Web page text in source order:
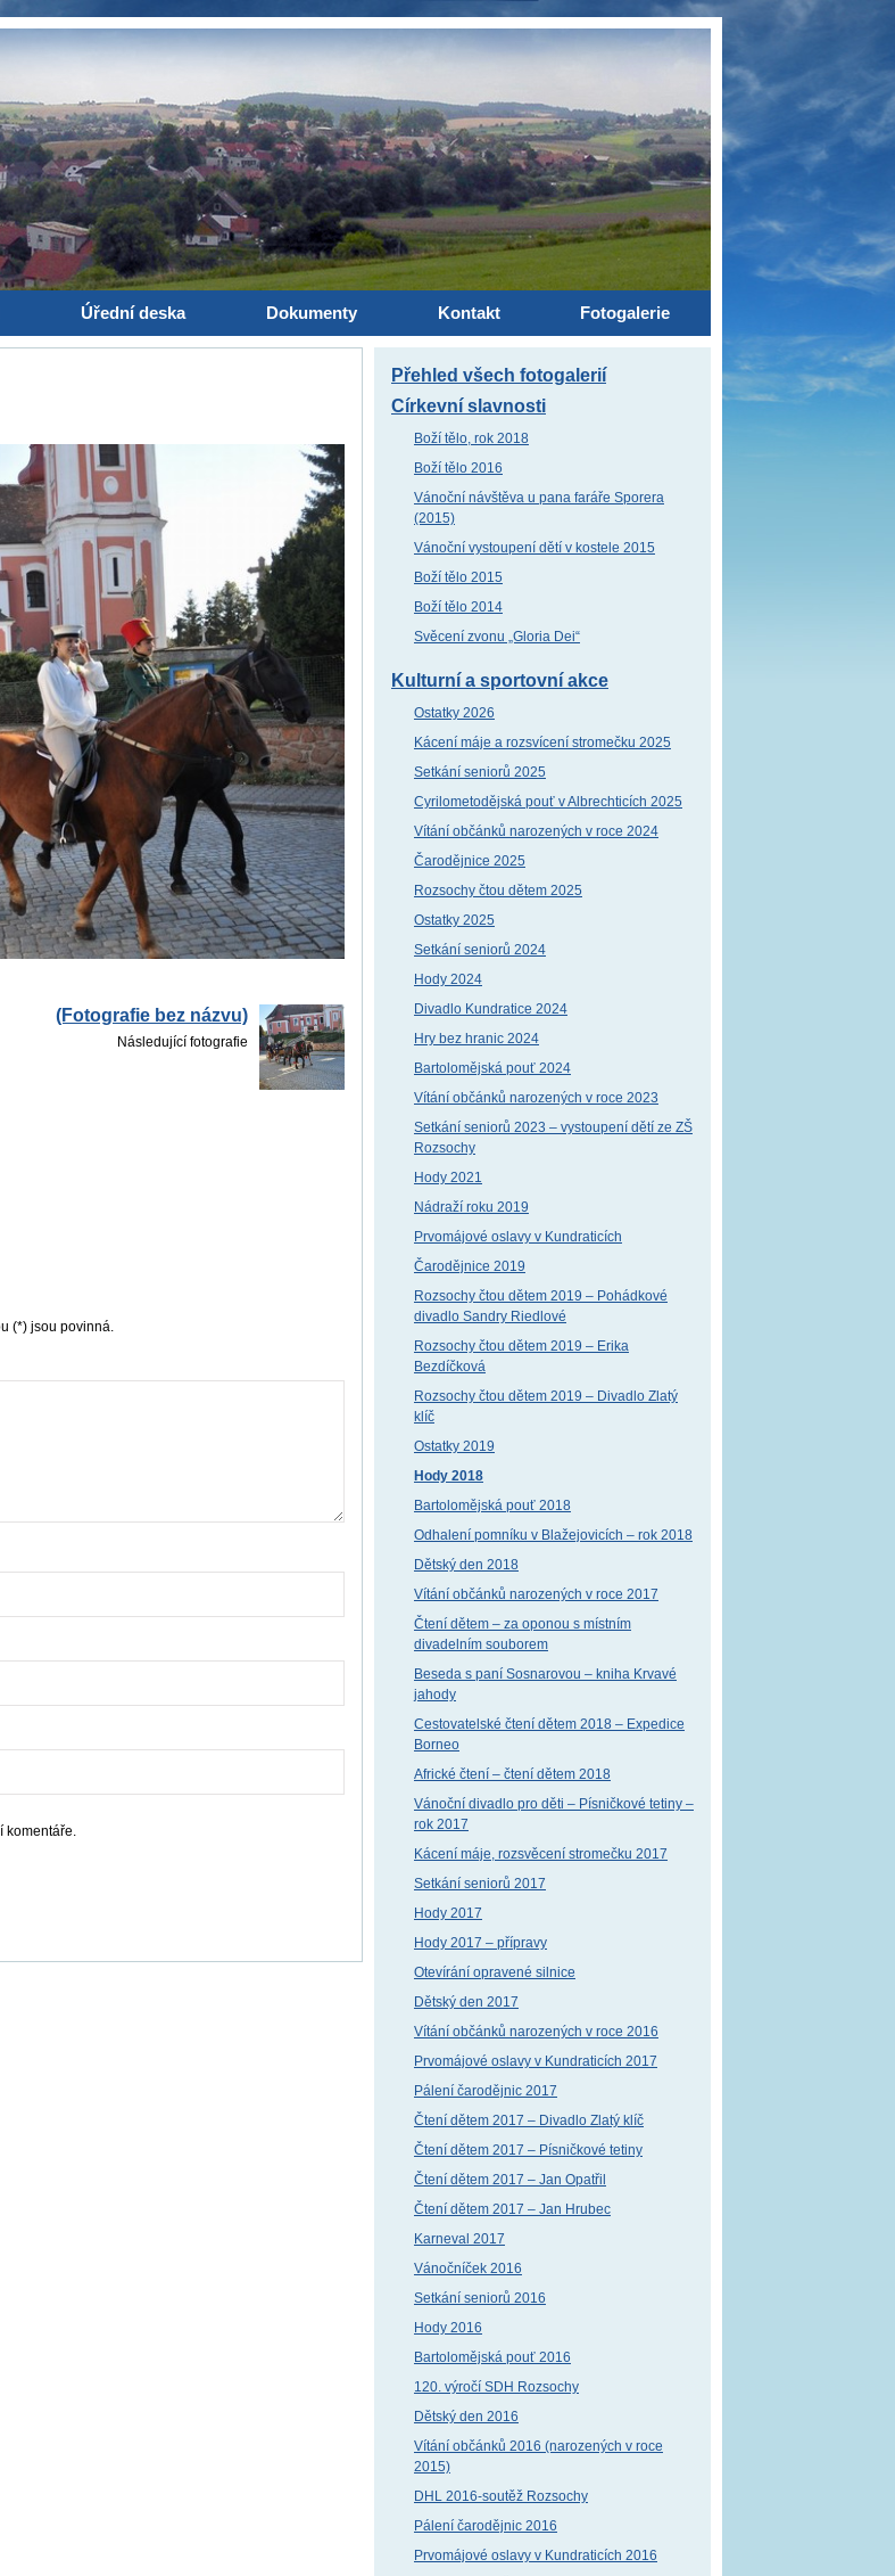
Úřední deska Dokumenty Kontakt Fotogalerie
(Fotografie bez názvu)
Následující fotografie
(*) jsou povinná.
komentáře.
Přehled všech fotogalerií
Církevní slavnosti
Boží tělo, rok 2018
Boží tělo 2016
Vánoční návštěva u pana faráře Sporera
(2015)
Vánoční vystoupení dětí v kostele 2015
Boží tělo 2015
Boží tělo 2014
Svěcení zvonu „Gloria Dei“
Kulturní a sportovní akce
Ostatky 2026
Kácení máje a rozsvícení stromečku 2025
Setkání seniorů 2025
Cyrilometodějská pouť v Albrechticích 2025
Vítání občánků narozených v roce 2024
Čarodějnice 2025
Rozsochy čtou dětem 2025
Ostatky 2025
Setkání seniorů 2024
Hody 2024
Divadlo Kundratice 2024
Hry bez hranic 2024
Bartolomějská pouť 2024
Vítání občánků narozených v roce 2023
Setkání seniorů 2023 – vystoupení dětí ze ZŠ
Rozsochy
Hody 2021
Nádraží roku 2019
Prvomájové oslavy v Kundraticích
Čarodějnice 2019
Rozsochy čtou dětem 2019 – Pohádkové
divadlo Sandry Riedlové
Rozsochy čtou dětem 2019 – Erika
Bezdíčková
Rozsochy čtou dětem 2019 – Divadlo Zlatý
klíč
Ostatky 2019
Hody 2018
Bartolomějská pouť 2018
Odhalení pomníku v Blažejovicích – rok 2018
Dětský den 2018
Vítání občánků narozených v roce 2017
Čtení dětem – za oponou s místním
divadelním souborem
Beseda s paní Sosnarovou – kniha Krvavé
jahody
Cestovatelské čtení dětem 2018 – Expedice
Borneo
Africké čtení – čtení dětem 2018
Vánoční divadlo pro děti – Písničkové tetiny –
rok 2017
Kácení máje, rozsvěcení stromečku 2017
Setkání seniorů 2017
Hody 2017
Hody 2017 – přípravy
Otevírání opravené silnice
Dětský den 2017
Vítání občánků narozených v roce 2016
Prvomájové oslavy v Kundraticích 2017
Pálení čarodějnic 2017
Čtení dětem 2017 – Divadlo Zlatý klíč
Čtení dětem 2017 – Písničkové tetiny
Čtení dětem 2017 – Jan Opatřil
Čtení dětem 2017 – Jan Hrubec
Karneval 2017
Vánočníček 2016
Setkání seniorů 2016
Hody 2016
Bartolomějská pouť 2016
120. výročí SDH Rozsochy
Dětský den 2016
Vítání občánků 2016 (narozených v roce
2015)
DHL 2016-soutěž Rozsochy
Pálení čarodějnic 2016
Prvomájové oslavy v Kundraticích 2016